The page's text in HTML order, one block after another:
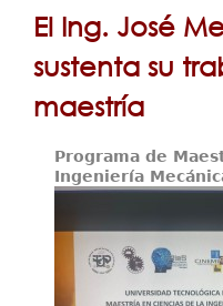
Principal
estáEl Ing. José
sustenta su
maestría
Programa de
Ingeniería